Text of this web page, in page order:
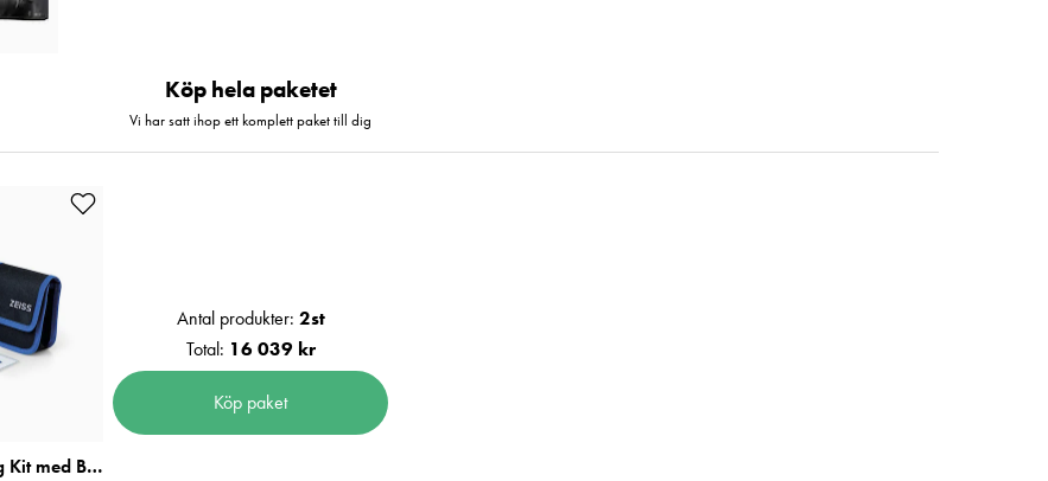
Köp hela paketet
Vi har satt ihop ett komplett paket till dig
Zeiss Lens Cleaning Kit med Blåsbälg
Antal produkter: 2st
Total: 16 039 kr
Köp paket